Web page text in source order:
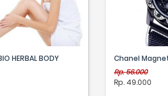
HERBAL BODY
Chanel
Rp. 56.000
Rp. 49.000